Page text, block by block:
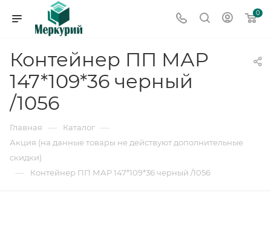
0
Контейнер ПП МАР
147*109*36 черный
/1056
Главная — Каталог —
Акция (на данные товары не действуют дополнительные
скидки)
— Контейнер ПП МАР 147*109*36 черный /1056